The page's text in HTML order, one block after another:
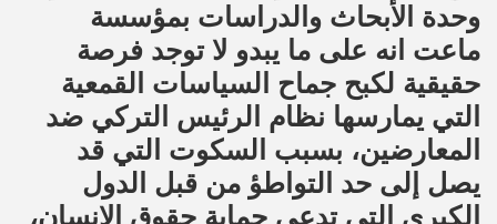
وحدة الأبحاث والدراسات بمؤسسة
ماعت انه على ما يبدو لا توجد فرصة
حقيقية لكبح جماح السياسات القمعية
التي يمارسها نظام الرئيس التركي ضد
المعارضين، بسبب السكوت التي قد
يصل إلى حد التواطؤ من قبل الدول
الكبرى التي تدعي حماية حقوق الإنسان،